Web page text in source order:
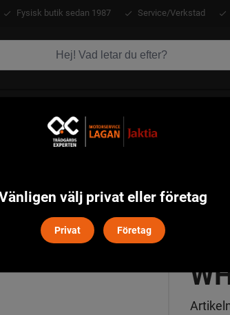
Fysisk butik sedan 1987 Service/Verkstad
välj privat eller företag
Privat Företag